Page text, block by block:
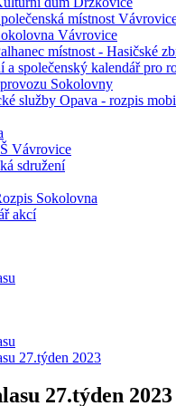
místnost
Vávrovice
místnost - Hasičské
a společenský kalendář pro
Sokolovny
služby Opava - rozpis
Vávrovice
sdružení
Sokolovna
akcí
27.týden 2023
27.týden 2023